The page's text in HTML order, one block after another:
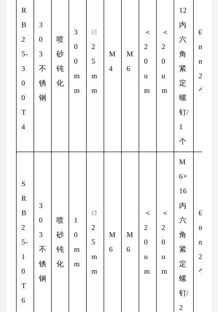
R
B
2
5-
3
0
0
T
4
3
0
3
不
锈
钢
喷
砂
钝
化
3
0
0
m
m
Ø
2
5
m
m
M
4
M
6
＜
2
0
u
m
＜
2
0
u
m
12
内
六
角
紧
定
螺
钉/
1
个
Ø
m
m/
2
个
S
R
B
2
5-
1
0
T
6
3
0
3
不
锈
钢
喷
砂
钝
化
1
0
m
m
Ø
2
5
m
m
M
6
M
6
＜
2
0
u
m
＜
2
0
u
m
M
6×
16
内
六
角
紧
定
螺
钉/
2
Ø
m
m/
2
个